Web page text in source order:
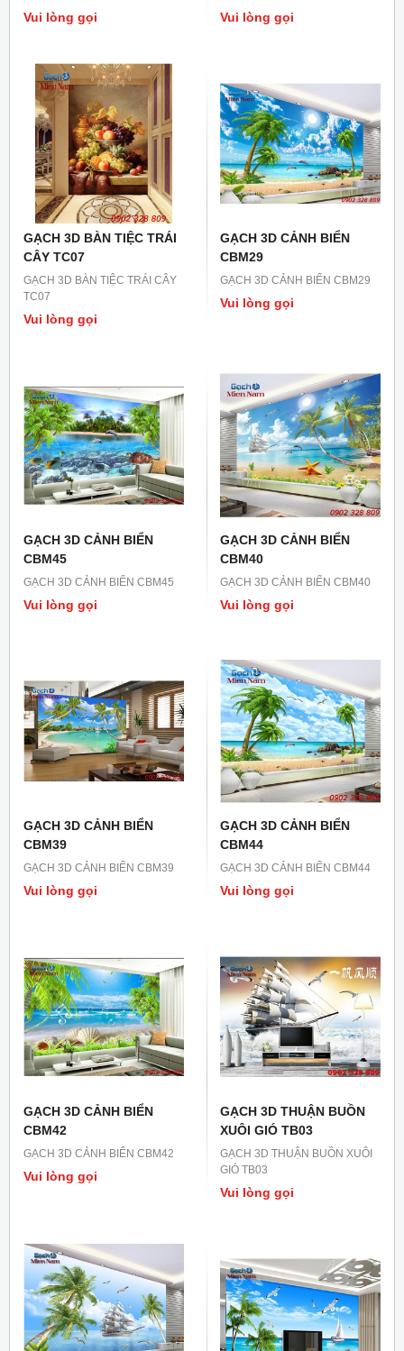
Vui lòng gọi Vui lòng gọi
GẠCH 3D BÀN TIỆC TRÁI
CÂY TC07
GẠCH 3D BÀN TIỆC TRÁI CÂY
TC07
Vui lòng gọi
GẠCH 3D CẢNH BIỂN
CBM29
GẠCH 3D CẢNH BIỂN CBM29
Vui lòng gọi
GẠCH 3D CẢNH BIỂN
CBM45
GẠCH 3D CẢNH BIỂN CBM45
Vui lòng gọi
GẠCH 3D CẢNH BIỂN
CBM40
GẠCH 3D CẢNH BIỂN CBM40
Vui lòng gọi
GẠCH 3D CẢNH BIỂN
CBM39
GẠCH 3D CẢNH BIỂN CBM39
Vui lòng gọi
GẠCH 3D CẢNH BIỂN
CBM44
GẠCH 3D CẢNH BIỂN CBM44
Vui lòng gọi
GẠCH 3D CẢNH BIỂN
CBM42
GẠCH 3D CẢNH BIỂN CBM42
Vui lòng gọi
GẠCH 3D THUẬN BUỒN
XUÔI GIÓ TB03
GẠCH 3D THUẬN BUỒN XUÔI
GIÓ TB03
Vui lòng gọi